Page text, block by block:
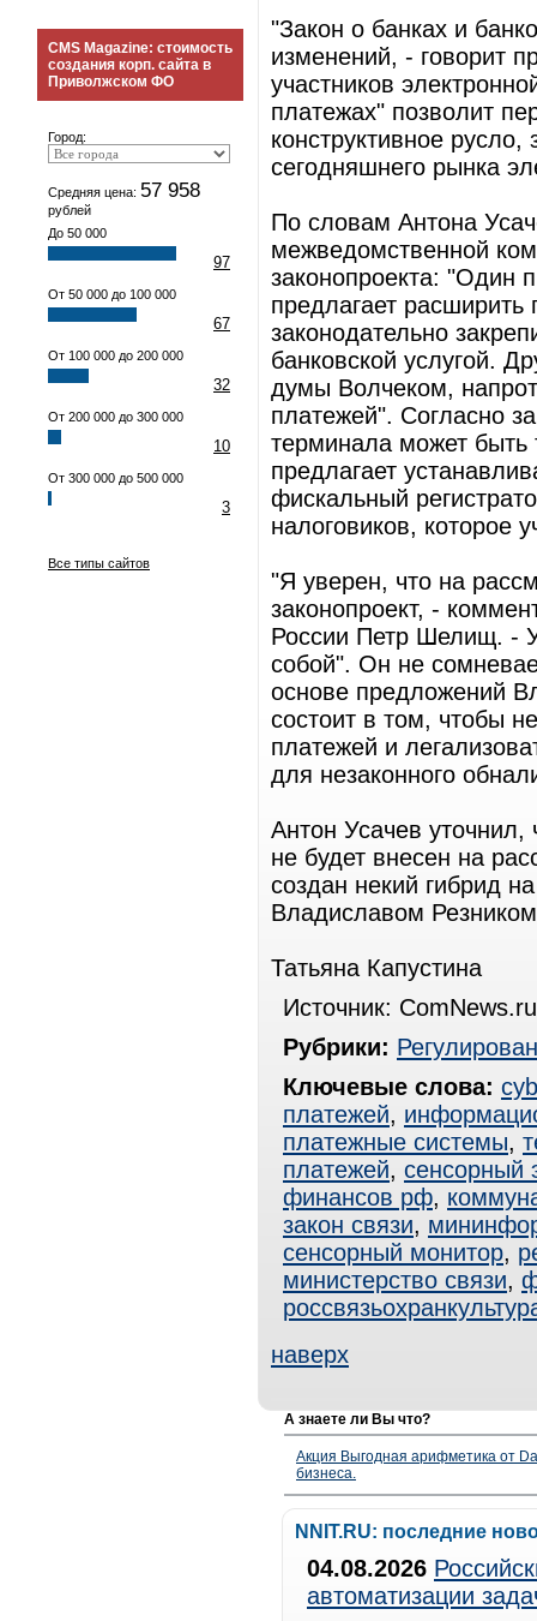
CMS Magazine: стоимость
создания корп. сайта в
Приволжском ФО
Город:
Средняя цена: 57 958
рублей
До 50 000
97
От 50 000 до 100 000
67
От 100 000 до 200 000
32
От 200 000 до 300 000
10
От 300 000 до 500 000
3
Все типы сайтов
"Закон о банках и
изменений, - говорит
участников
платежах" позволит
конструктивное
сегодняшнего рынка
По словам Антона
межведомственной
законопроекта: "Один
предлагает
законодательно
банковской услугой.
думы Волчеком,
платежей". Согласно
терминала может быть
предлагает
фискальный
налоговиков, которое
"Я уверен, что на
законопроект, -
России Петр Шелищ. -
собой". Он не
основе предложений
состоит в том, чтобы
платежей и
для незаконного
Антон Усачев уточнил,
не будет внесен на
создан некий гибрид
Владиславом
Татьяна Капустина
Источник:
Рубрики:
Ключевые слова:
платежей,
платежные системы,
платежей, сенсорный
финансов рф,
закон связи,
сенсорный монитор,
министерство связи,
наверх
А знаете ли Вы что?
Акция Выгодная арифметика от
бизнеса.
NNIT.RU: последние
04.08.2026
автоматизации